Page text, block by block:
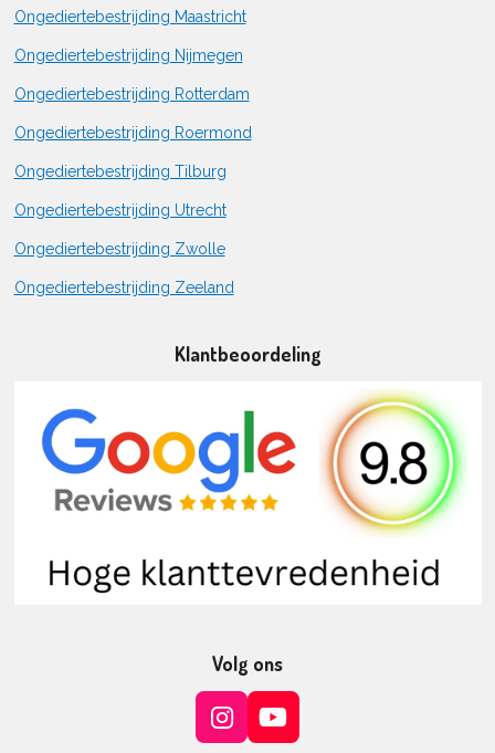
Ongediertebestrijding Maastricht
Ongediertebestrijding Nijmegen
Ongediertebestrijding Rotterdam
Ongediertebestrijding Roermond
Ongediertebestrijding Tilburg
Ongediertebestrijding Utrecht
Ongediertebestrijding Zwolle
Ongediertebestrijding Zeeland
Klantbeoordeling
Volg ons
I
Y